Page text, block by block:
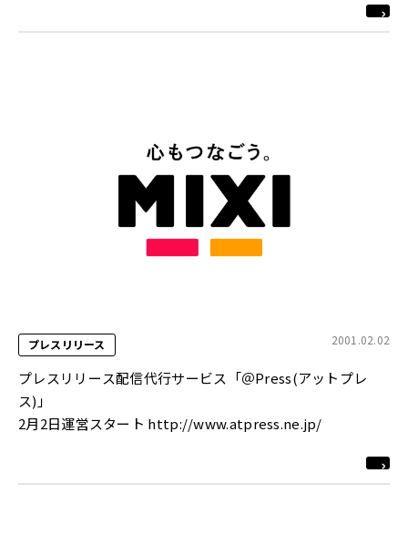
プレスリリース 2001.02.02
プレスリリース配信代行サービス「＠Press(アットプレ
ス)」
2月2日運営スタート http://www.atpress.ne.jp/